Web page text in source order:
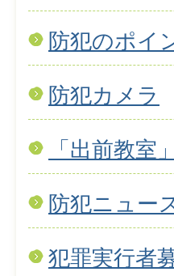
防犯のポイ
防犯カメラ
「出前教室
防犯ニュー
犯罪実行者